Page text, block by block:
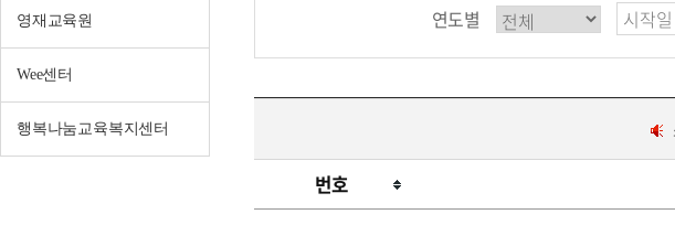
영재교육원
Wee센터
행복나눔교육복지센터
연도별
번호